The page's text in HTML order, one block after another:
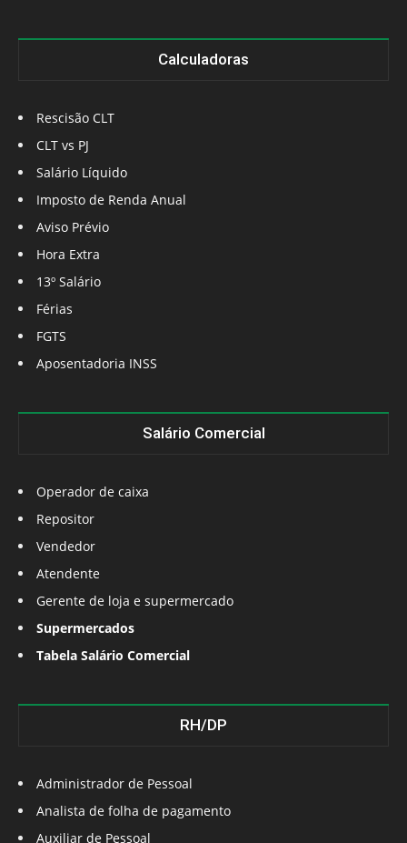
Calculadoras
Rescisão CLT
CLT vs PJ
Salário Líquido
Imposto de Renda Anual
Aviso Prévio
Hora Extra
13º Salário
Férias
FGTS
Aposentadoria INSS
Salário Comercial
Operador de caixa
Repositor
Vendedor
Atendente
Gerente de loja e supermercado
Supermercados
Tabela Salário Comercial
RH/DP
Administrador de Pessoal
Analista de folha de pagamento
Auxiliar de Pessoal